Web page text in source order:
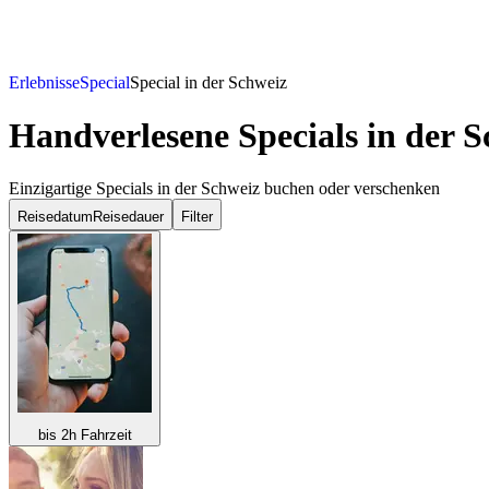
ErlebnisseSpecialSpecial in der Schweiz
Handverlesene Specials in der
Einzigartige Specials in der Schweiz buchen oder verschenken
Reisedatum Reisedauer Filter
bis 2h Fahrzeit